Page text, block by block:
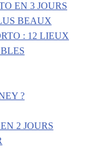
EN 3 JOURS
BEAUX
: 12 LIEUX
?
2 JOURS